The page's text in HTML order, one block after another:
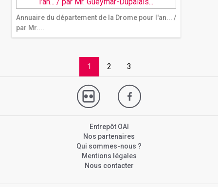
Annuaire du département de la Drome pour l'an... /
par Mr....
1 2 3
Entrepôt OAI
Nos partenaires
Qui sommes-nous ?
Mentions légales
Nous contacter